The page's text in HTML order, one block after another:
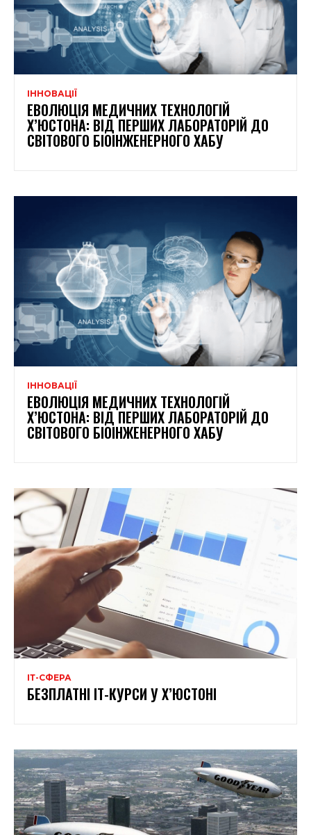
ІННОВАЦІЇ
ЕВОЛЮЦІЯ МЕДИЧНИХ ТЕХНОЛОГІЙ
Х’ЮСТОНА: ВІД ПЕРШИХ ЛАБОРАТОРІЙ ДО
СВІТОВОГО БІОІНЖЕНЕРНОГО ХАБУ
ІННОВАЦІЇ
ЕВОЛЮЦІЯ МЕДИЧНИХ ТЕХНОЛОГІЙ
Х’ЮСТОНА: ВІД ПЕРШИХ ЛАБОРАТОРІЙ ДО
СВІТОВОГО БІОІНЖЕНЕРНОГО ХАБУ
ІТ-СФЕРА
БЕЗПЛАТНІ ІТ-КУРСИ У Х’ЮСТОНІ